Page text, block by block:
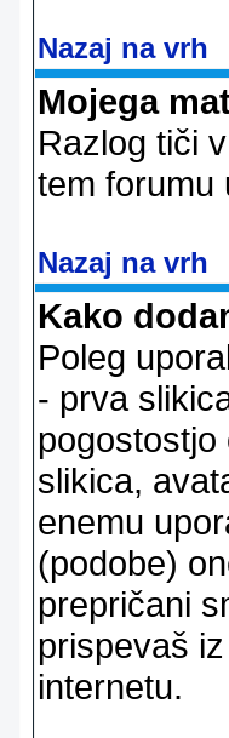
Nazaj na vrh
Mojega
Razlog tiči
tem forumu
Nazaj na vrh
Kako
Poleg
- prva
pogostostjo
slikica,
enemu
(podobe)
prepričani
prispevaš
internetu.